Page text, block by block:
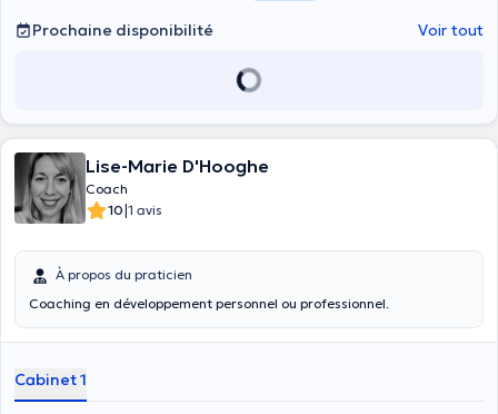
Prochaine disponibilité Voir tout
Lise-Marie D'Hooghe
Coach
10|1 avis
À propos du praticien
Coaching en développement personnel ou professionnel.
Cabinet 1